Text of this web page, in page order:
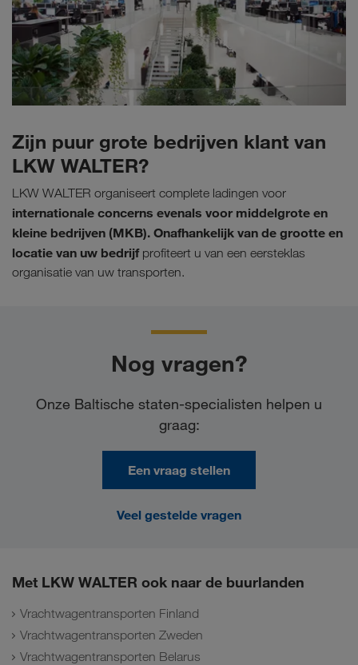
Zijn puur grote bedrijven klant van
LKW WALTER?
LKW WALTER organiseert complete ladingen voor
internationale concerns evenals voor middelgrote en
kleine bedrijven (MKB). Onafhankelijk van de grootte en
locatie van uw bedrijf profiteert u van een eersteklas
organisatie van uw transporten.
Nog vragen?
Onze Baltische staten-specialisten helpen u
graag:
Een vraag stellen
Veel gestelde vragen
Met LKW WALTER ook naar de buurlanden
Vrachtwagentransporten Finland
Vrachtwagentransporten Zweden
Vrachtwagentransporten Belarus